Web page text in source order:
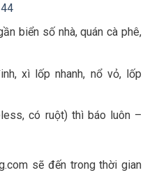
biển số nhà, quán cà phê,
xì lốp nhanh, nổ vỏ, lốp
có ruột) thì báo luôn –
sẽ đến trong thời gian